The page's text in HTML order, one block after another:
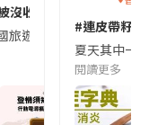
沒收😱出發前切記檢查
旅遊的民眾，近期要
#連皮帶籽
夏天其中一
閱讀更多